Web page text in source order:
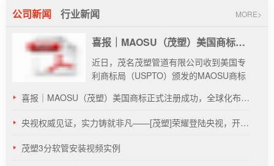
公司新闻 MORE>
行业新闻
喜报｜MAOSU（茂塑）美国商标正式注册成功，全球化布局再启新程
近日，茂名茂塑管道有限公司收到美国专
利商标局（USPTO）颁发的MAOSU商标
喜报｜MAOSU（茂塑）美国商标正式注册成功，全球化布局再启新程
央视权威见证，实力铸就非凡——[茂塑]荣耀登陆央视，开启品牌新纪元
茂塑3分软管安装视频实例